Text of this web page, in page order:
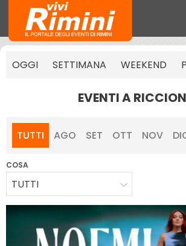
OGGI SETTIMANA WEEKEND
EVENTI A
TUTTI AGO SET OTT NOV
COSA
TUTTI